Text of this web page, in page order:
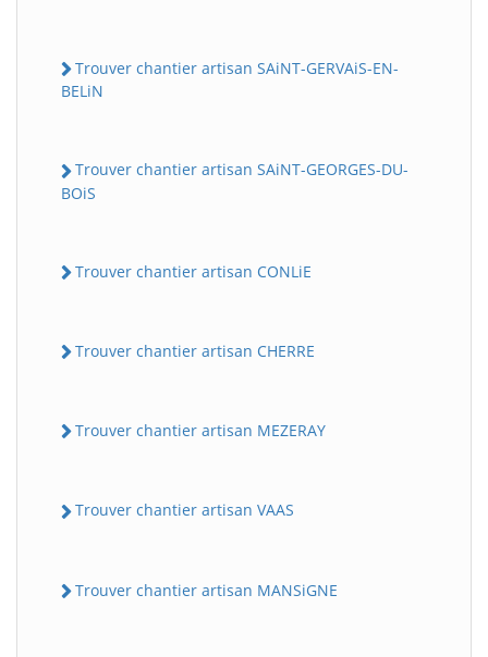
Trouver chantier artisan SAiNT-GERVAiS-EN-
BELiN
Trouver chantier artisan SAiNT-GEORGES-DU-
BOiS
Trouver chantier artisan CONLiE
Trouver chantier artisan CHERRE
Trouver chantier artisan MEZERAY
Trouver chantier artisan VAAS
Trouver chantier artisan MANSiGNE